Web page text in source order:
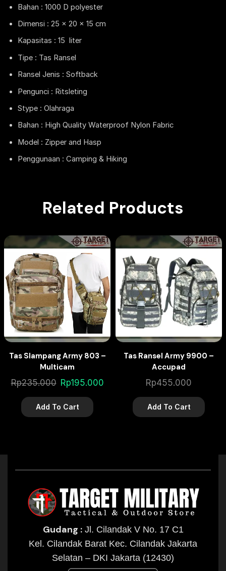
Bahan : 1000 D polyester
Dimensi : 25 x 20 x 15 cm
Kapasitas : 15 liter
Tipe : Tas Ransel
Ransel Jenis : Softback
Pengunci : Ritsleting
Stype : Olahraga
Bahan : High Quality Waterproof Nylon Fabric
Model : Zipper and Hasp
Penggunaan : Camping & Hiking
Related Products
Tas Slampang Army 803 –
Multicam
Rp235.000 Rp195.000
Add To Cart
Tas Ransel Army 9900 –
Accupad
Rp455.000
Add To Cart
Gudang :Jl. Cilandak V No. 17 C1
Kel. Cilandak Barat Kec. Cilandak Jakarta
Selatan – DKI Jakarta (12430)